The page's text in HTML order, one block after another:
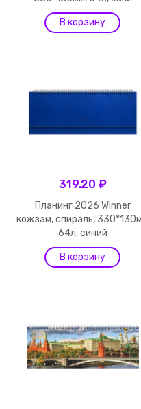
319.20 ₽
Планинг 2026 Winner
кожзам, спираль,
64л, синий